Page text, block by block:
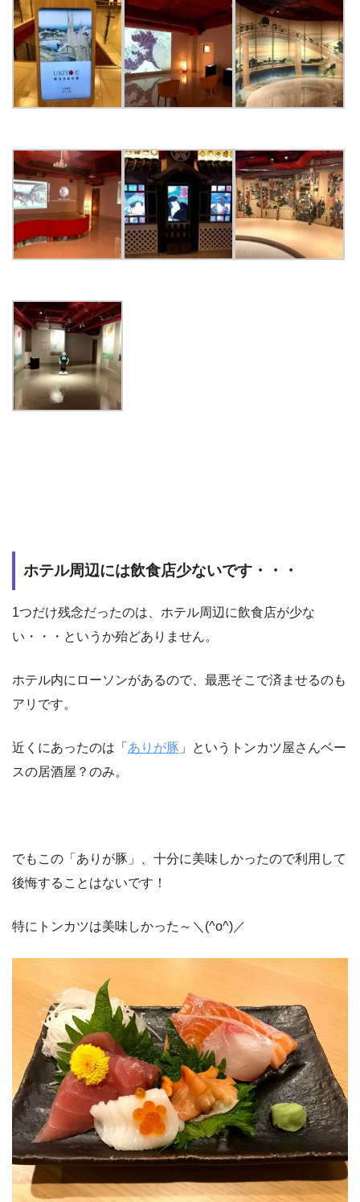
ホテル周辺には飲食店少ないです・・・
1つだけ残念だったのは、ホテル周辺に飲食店が少な
い・・・というか殆どありません。
ホテル内にローソンがあるので、最悪そこで済ませるのも
アリです。
近くにあったのは「 ありが豚 」というトンカツ屋さんベー
スの居酒屋？のみ。
でもこの「ありが豚」、十分に美味しかったので利用して
後悔することはないです！
特にトンカツは美味しかった～＼(^o^)／